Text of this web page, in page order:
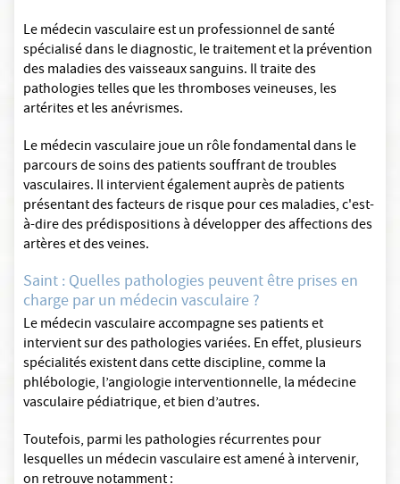
Le médecin vasculaire est un professionnel de santé
spécialisé dans le diagnostic, le traitement et la prévention
des maladies des vaisseaux sanguins. Il traite des
pathologies telles que les thromboses veineuses, les
artérites et les anévrismes.
Le médecin vasculaire joue un rôle fondamental dans le
parcours de soins des patients souffrant de troubles
vasculaires. Il intervient également auprès de patients
présentant des facteurs de risque pour ces maladies, c'est-
à-dire des prédispositions à développer des affections des
artères et des veines.
Saint : Quelles pathologies peuvent être prises en
charge par un médecin vasculaire ?
Le médecin vasculaire accompagne ses patients et
intervient sur des pathologies variées. En effet, plusieurs
spécialités existent dans cette discipline, comme la
phlébologie, l’angiologie interventionnelle, la médecine
vasculaire pédiatrique, et bien d’autres.
Toutefois, parmi les pathologies récurrentes pour
lesquelles un médecin vasculaire est amené à intervenir,